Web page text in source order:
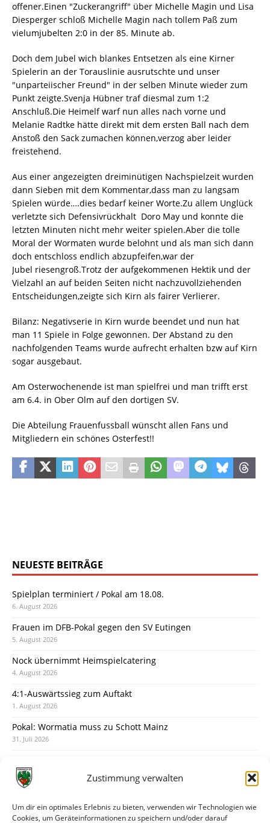
Zustimmung verwalten
Um dir ein optimales Erlebnis zu bieten, verwenden wir Technologien wie
Cookies, um Geräteinformationen zu speichern und/oder darauf
offener.Einen "Zuckerangriff" über Michelle Magin und Lisa
Diesperger schloß Michelle Magin nach tollem Paß zum
vielumjubelten 2:0 in der 85. Minute ab.
Doch dem Jubel wich blankes Entsetzen als eine Kirner
Spielerin an der Torauslinie ausrutschte und unser
"unparteiischer Freund" in der selben Minute wieder zum
Punkt zeigte.Svenja Hübner traf diesmal zum 1:2
Anschluß.Die Heimelf warf nun alles nach vorne und
Melanie Radtke hätte direkt mit dem ersten Ball nach dem
Anstoß den Sack zumachen können,verzog aber leider
freistehend.
Aus einer angezeigten dreiminütigen Nachspielzeit wurden
dann Sieben mit dem Kommentar,dass man zu langsam
Spielen würde….dies bedarf keiner Worte.Zu allem Unglück
verletzte sich Defensivrückhalt Doro May und konnte die
letzten Minuten nicht mehr weiter spielen.Aber die tolle
Moral der Wormaten wurde belohnt und als man sich dann
doch entschloss endlich abzupfeifen,war der
Jubel riesengroß.Trotz der aufgekommenen Hektik und der
Vielzahl an auf beiden Seiten nicht nachzuvollziehenden
Entscheidungen,zeigte sich Kirn als fairer Verlierer.
Bilanz: Negativserie in Kirn wurde beendet und nun hat
man 11 Spiele in Folge gewonnen. Der Abstand zu den
nachfolgenden Teams wurde aufrecht erhalten bzw auf Kirn
sogar ausgebaut.
Am Osterwochenende ist man spielfrei und man trifft erst
am 6.4. in Ober Olm auf den dortigen SV.
Die Abteilung Frauenfussball wünscht allen Fans und
Mitgliedern ein schönes Osterfest!!
NEUESTE BEITRÄGE
Spielplan terminiert / Pokal am 18.08.
6. August 2026
Frauen im DFB-Pokal gegen den SV Eutingen
5. August 2026
Nock übernimmt Heimspielcatering
4. August 2026
4:1-Auswärtssieg zum Auftakt
1. August 2026
Pokal: Wormatia muss zu Schott Mainz
31. Juli 2026
30. Juli 2026
28. Juli 2026